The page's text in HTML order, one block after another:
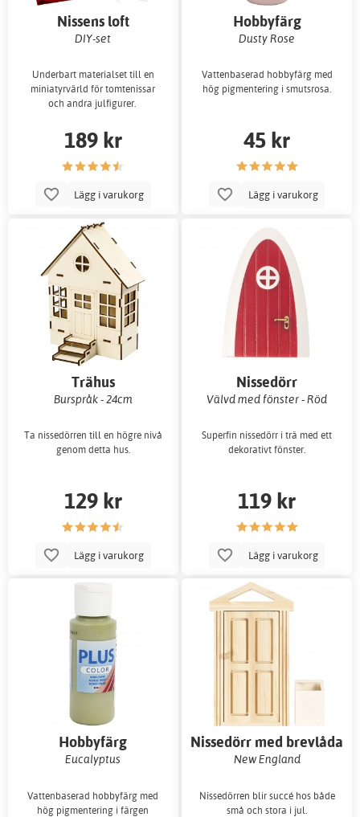
Nissens loft
DIY-set
Underbart materialset till en
miniatyrvärld för tomtenissar
och andra julfigurer.
189 kr
Lägg i varukorg
Hobbyfärg
Dusty Rose
Vattenbaserad hobbyfärg med
hög pigmentering i smutsrosa.
45 kr
Lägg i varukorg
Trähus
Burspråk - 24cm
Ta nissedörren till en högre nivå
genom detta hus.
129 kr
Lägg i varukorg
Nissedörr
Välvd med fönster - Röd
Superfin nissedörr i trä med ett
dekorativt fönster.
119 kr
Lägg i varukorg
Hobbyfärg
Eucalyptus
Vattenbaserad hobbyfärg med
hög pigmentering i färgen
Nissedörr med brevlåda
New England
Nissedörren blir succé hos både
små och stora i jul.